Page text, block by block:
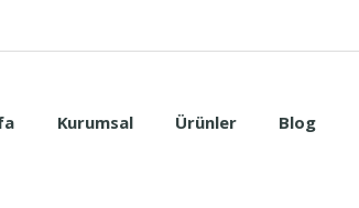
Kurumsal Ürünler Blog